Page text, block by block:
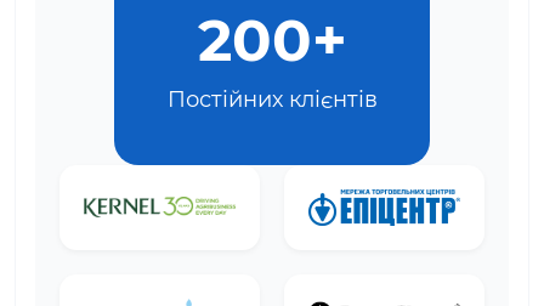
200+
Постійних клієнтів